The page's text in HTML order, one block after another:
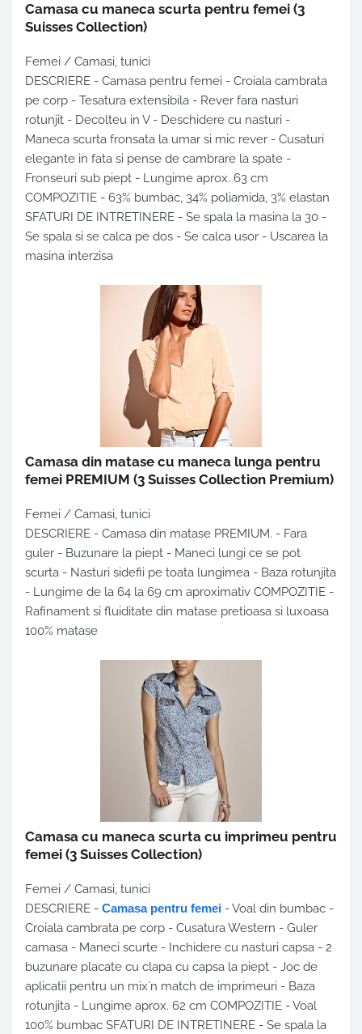
Camasa cu maneca scurta pentru femei (3
Suisses Collection)
Femei / Camasi, tunici
DESCRIERE - Camasa pentru femei - Croiala cambrata
pe corp - Tesatura extensibila - Rever fara nasturi
rotunjit - Decolteu in V - Deschidere cu nasturi -
Maneca scurta fronsata la umar si mic rever - Cusaturi
elegante in fata si pense de cambrare la spate -
Fronseuri sub piept - Lungime aprox. 63 cm
COMPOZITIE - 63% bumbac, 34% poliamida, 3% elastan
SFATURI DE INTRETINERE - Se spala la masina la 30 -
Se spala si se calca pe dos - Se calca usor - Uscarea la
masina interzisa
Camasa din matase cu maneca lunga pentru
femei PREMIUM (3 Suisses Collection Premium)
Femei / Camasi, tunici
DESCRIERE - Camasa din matase PREMIUM. - Fara
guler - Buzunare la piept - Maneci lungi ce se pot
scurta - Nasturi sidefii pe toata lungimea - Baza rotunjita
- Lungime de la 64 la 69 cm aproximativ COMPOZITIE -
Rafinament si fluiditate din matase pretioasa si luxoasa
100% matase
Camasa cu maneca scurta cu imprimeu pentru
femei (3 Suisses Collection)
Femei / Camasi, tunici
DESCRIERE - Camasa pentru femei - Voal din bumbac -
Croiala cambrata pe corp - Cusatura Western - Guler
camasa - Maneci scurte - Inchidere cu nasturi capsa - 2
buzunare placate cu clapa cu capsa la piept - Joc de
aplicatii pentru un mix`n match de imprimeuri - Baza
rotunjita - Lungime aprox. 62 cm COMPOZITIE - Voal
100% bumbac SFATURI DE INTRETINERE - Se spala la